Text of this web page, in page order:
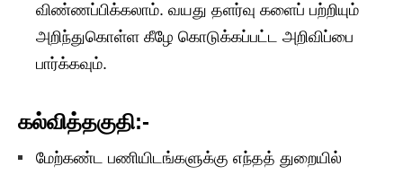
விண்ணப்பிக்கலாம். வயது தளர்வு களைப் பற்றியும்
அறிந்துகொள்ள கீழே கொடுக்கப்பட்ட அறிவிப்பை
பார்க்கவும்.
கல்வித்தகுதி:-
மேற்கண்ட பணியிடங்களுக்கு எந்தத் துறையில்